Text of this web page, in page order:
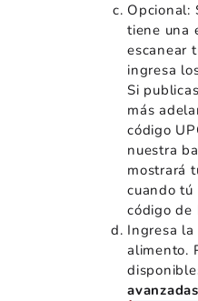
Opcional:
tiene una
escanear
ingresa
Si
más
código
nuestra
mostrará
cuando tú
código de
Ingresa la
alimento.
avanzadas